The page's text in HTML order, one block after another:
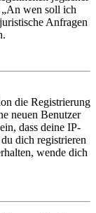
„An wen soll ich
Anfragen
die Registrierung
neuen Benutzer
dass deine IP-
dich registrieren
wende dich